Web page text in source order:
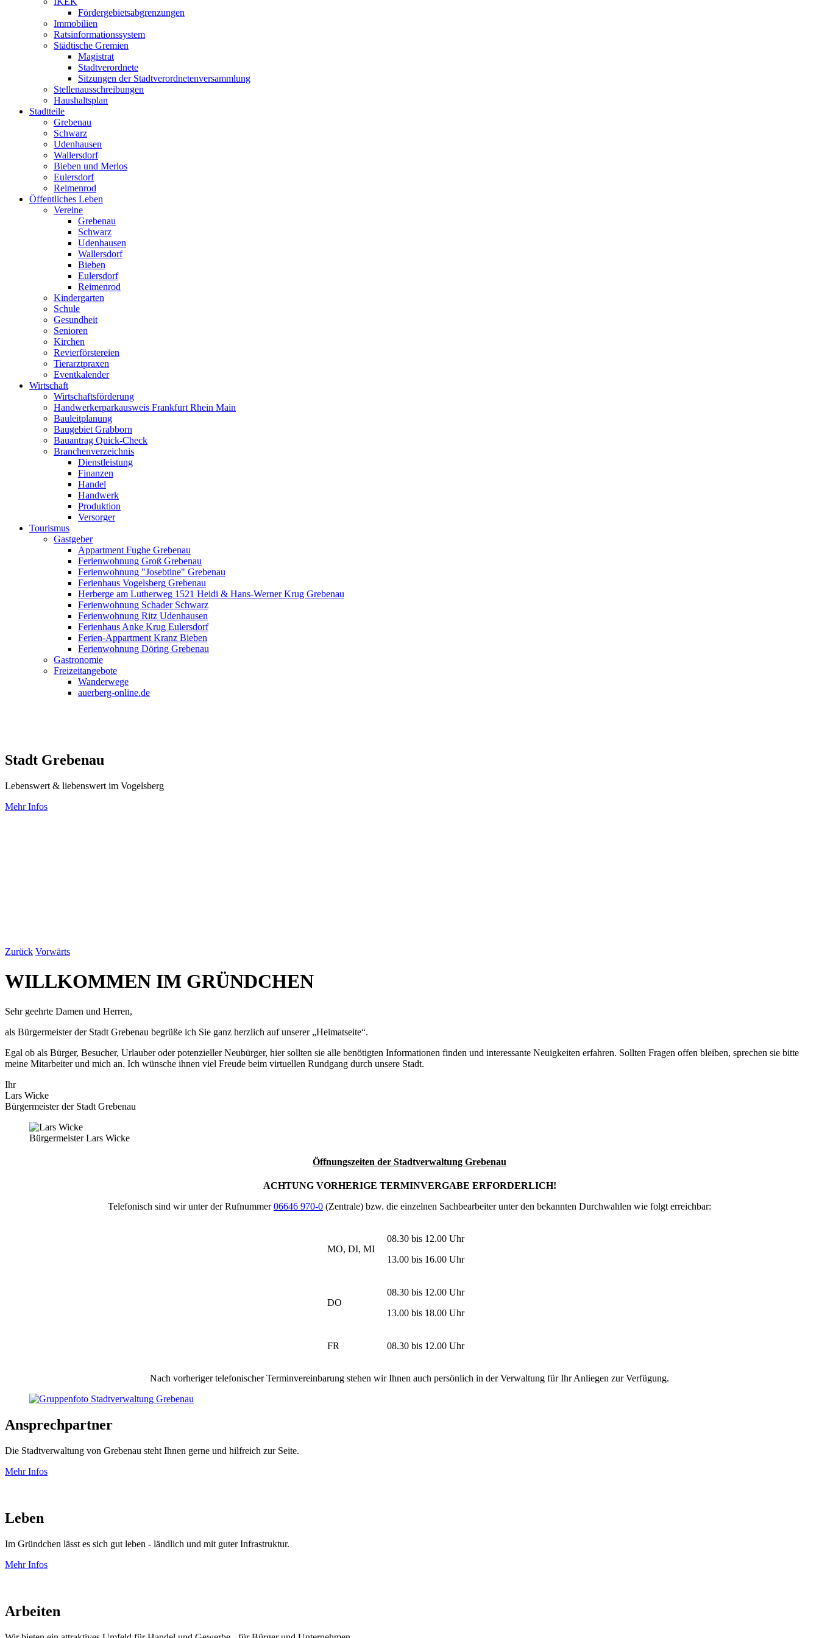
Fördergebietsabgrenzungen
Immobilien
Ratsinformationssystem
Städtische Gremien
Magistrat
Stadtverordnete
Sitzungen der Stadtverordnetenversammlung
Stellenausschreibungen
Haushaltsplan
Stadtteile
Grebenau
Schwarz
Udenhausen
Wallersdorf
Bieben und Merlos
Eulersdorf
Reimenrod
Öffentliches Leben
Vereine
Grebenau
Schwarz
Udenhausen
Wallersdorf
Bieben
Eulersdorf
Reimenrod
Kindergarten
Schule
Gesundheit
Senioren
Kirchen
Revierförstereien
Tierarztpraxen
Eventkalender
Wirtschaft
Wirtschaftsförderung
Handwerkerparkausweis Frankfurt Rhein Main
Bauleitplanung
Baugebiet Grabborn
Bauantrag Quick-Check
Branchenverzeichnis
Dienstleistung
Finanzen
Handel
Handwerk
Produktion
Versorger
Tourismus
Gastgeber
Appartment Fughe Grebenau
Ferienwohnung Groß Grebenau
Ferienwohnung "Josebtine" Grebenau
Ferienhaus Vogelsberg Grebenau
Herberge am Lutherweg 1521 Heidi & Hans-Werner Krug Grebenau
Ferienwohnung Schader Schwarz
Ferienwohnung Ritz Udenhausen
Ferienhaus Anke Krug Eulersdorf
Ferien-Appartment Kranz Bieben
Ferienwohnung Döring Grebenau
Gastronomie
Freizeitangebote
Wanderwege
auerberg-online.de
Stadt Grebenau
Lebenswert & liebenswert im Vogelsberg
Mehr Infos
Zurück Vorwärts
WILLKOMMEN IM GRÜNDCHEN
Sehr geehrte Damen und Herren,
als Bürgermeister der Stadt Grebenau begrüße ich Sie ganz herzlich auf unserer „Heimatseite“.
Egal ob als Bürger, Besucher, Urlauber oder potenzieller Neubürger, hier sollten sie alle benötigten Informationen finden und interessante Neuigkeiten erfahren. Sollten Fragen offen bleiben, sprechen sie bitte
meine Mitarbeiter und mich an. Ich wünsche ihnen viel Freude beim virtuellen Rundgang durch unsere Stadt.
Ihr
Lars Wicke
Bürgermeister der Stadt Grebenau
Bürgermeister Lars Wicke
Öffnungszeiten der Stadtverwaltung Grebenau
ACHTUNG VORHERIGE TERMINVERGABE ERFORDERLICH!
Telefonisch sind wir unter der Rufnummer06646 970-0 (Zentrale) bzw. die einzelnen Sachbearbeiter unter den bekannten Durchwahlen wie folgt erreichbar:
MO, DI, MI
08.30 bis 12.00 Uhr
13.00 bis 16.00 Uhr
DO
08.30 bis 12.00 Uhr
13.00 bis 18.00 Uhr
FR 08.30 bis 12.00 Uhr
Nach vorheriger telefonischer Terminvereinbarung stehen wir Ihnen auch persönlich in der Verwaltung für Ihr Anliegen zur Verfügung.
Ansprechpartner
Die Stadtverwaltung von Grebenau steht Ihnen gerne und hilfreich zur Seite.
Mehr Infos
Leben
Im Gründchen lässt es sich gut leben - ländlich und mit guter Infrastruktur.
Mehr Infos
Arbeiten